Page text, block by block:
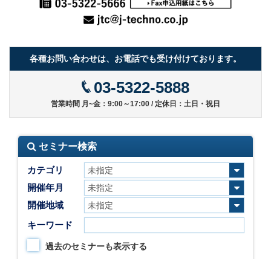
各種お問い合わせは、お電話でも受け付けております。
03-5322-5888
営業時間 月~金：9:00～17:00 / 定休日：土日・祝日
セミナー検索
カテゴリ
開催年月
開催地域
キーワード
過去のセミナーも表示する